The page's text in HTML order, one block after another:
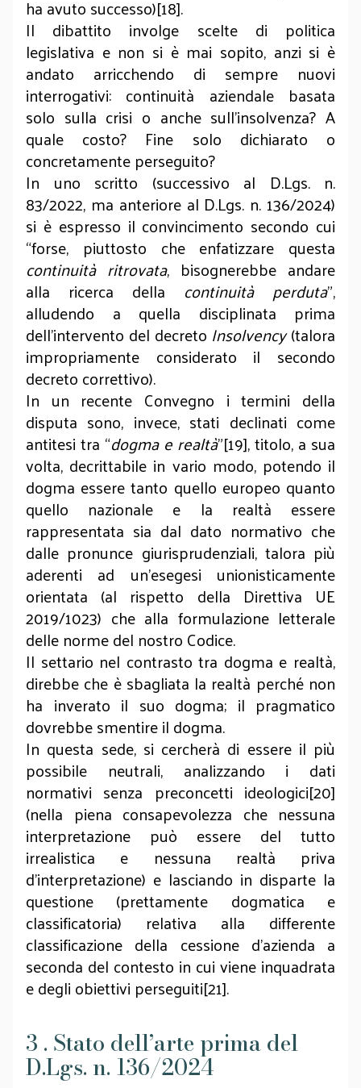
ha avuto successo)[18].
Il dibattito involge scelte di politica
legislativa e non si è mai sopito, anzi si è
andato arricchendo di sempre nuovi
interrogativi: continuità aziendale basata
solo sulla crisi o anche sull’insolvenza? A
quale costo? Fine solo dichiarato o
concretamente perseguito?
In uno scritto (successivo al D.Lgs. n.
83/2022, ma anteriore al D.Lgs. n. 136/2024)
si è espresso il convincimento secondo cui
“forse, piuttosto che enfatizzare questa
continuità ritrovata, bisognerebbe andare
alla ricerca della continuità perduta”,
alludendo a quella disciplinata prima
dell’intervento del decreto Insolvency(talora
impropriamente considerato il secondo
decreto correttivo).
In un recente Convegno i termini della
disputa sono, invece, stati declinati come
antitesi tra “dogma e realtà”[19], titolo, a sua
volta, decrittabile in vario modo, potendo il
dogma essere tanto quello europeo quanto
quello nazionale e la realtà essere
rappresentata sia dal dato normativo che
dalle pronunce giurisprudenziali, talora più
aderenti ad un’esegesi unionisticamente
orientata (al rispetto della Direttiva UE
2019/1023) che alla formulazione letterale
delle norme del nostro Codice.
Il settario nel contrasto tra dogma e realtà,
direbbe che è sbagliata la realtà perché non
ha inverato il suo dogma; il pragmatico
dovrebbe smentire il dogma.
In questa sede, si cercherà di essere il più
possibile neutrali, analizzando i dati
normativi senza preconcetti ideologici[20]
(nella piena consapevolezza che nessuna
interpretazione può essere del tutto
irrealistica e nessuna realtà priva
d’interpretazione) e lasciando in disparte la
questione (prettamente dogmatica e
classificatoria) relativa alla differente
classificazione della cessione d’azienda a
seconda del contesto in cui viene inquadrata
e degli obiettivi perseguiti[21].
3 . Stato dell’arte prima del
D.Lgs. n. 136/2024